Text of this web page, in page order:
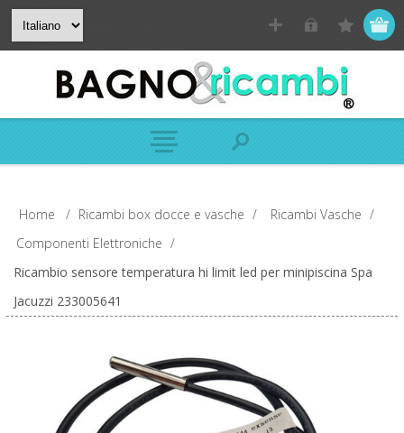
Home / Ricambi box docce e vasche / Ricambi Vasche /
Componenti Elettroniche /
Ricambio sensore temperatura hi limit led per minipiscina Spa
Jacuzzi 233005641